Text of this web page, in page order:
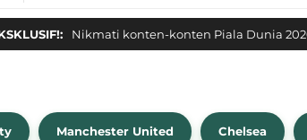
Nikmati konten-konten Piala Dunia
Manchester United Chelsea